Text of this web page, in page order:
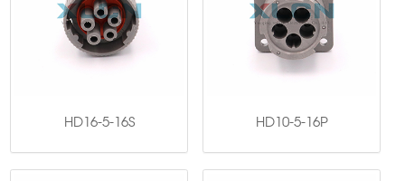
HD16-5-16S HD10-5-16P